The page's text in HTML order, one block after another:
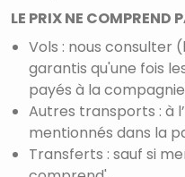
LE PRIX NE COMPREND
Vols : nous consulter
garantis qu'une fois
payés à la
Autres transports : à
mentionnés dans la
Transferts : sauf si